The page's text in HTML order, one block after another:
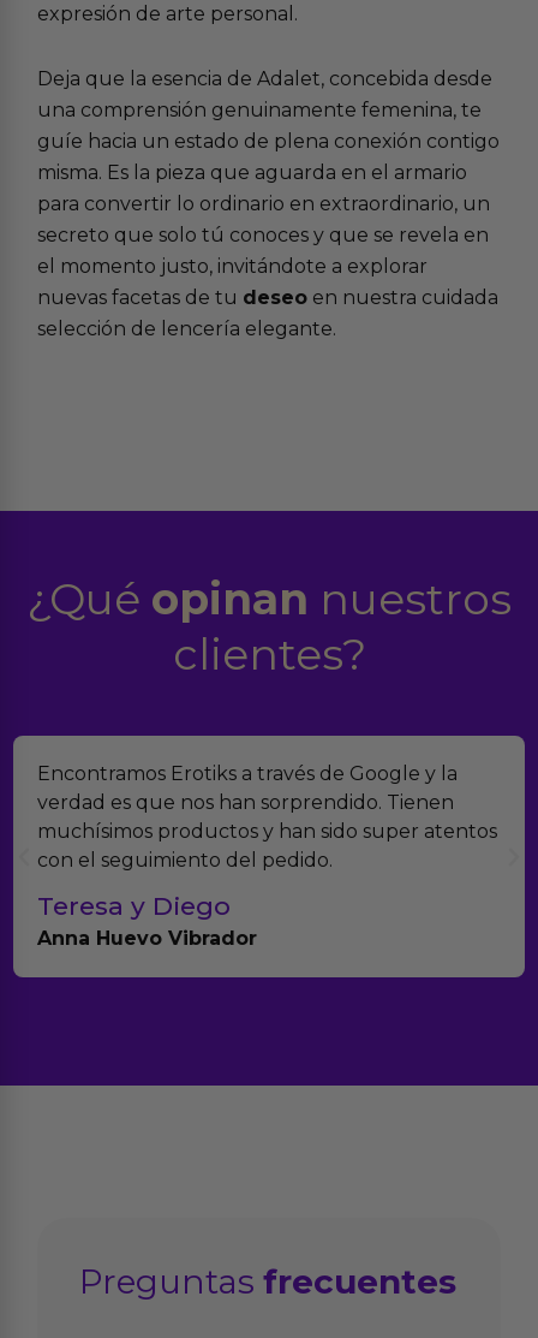
expresión de arte personal.
Deja que la esencia de Adalet, concebida desde
una comprensión genuinamente femenina, te
guíe hacia un estado de plena conexión contigo
misma. Es la pieza que aguarda en el armario
para convertir lo ordinario en extraordinario, un
secreto que solo tú conoces y que se revela en
el momento justo, invitándote a explorar
nuevas facetas de tu deseo en nuestra cuidada
selección de lencería elegante.
¿Qué opinan nuestros
clientes?
Encontramos Erotiks a través de Google y la
verdad es que nos han sorprendido. Tienen
muchísimos productos y han sido super atentos
con el seguimiento del pedido.
Teresa y Diego
Anna Huevo Vibrador
Preguntasfrecuentes